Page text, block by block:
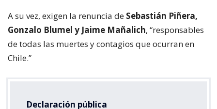
A su vez, exigen la renuncia de Sebastián Piñera,
Gonzalo Blumel y Jaime Mañalich, “responsables
de todas las muertes y contagios que ocurran en
Chile.”
Declaración pública